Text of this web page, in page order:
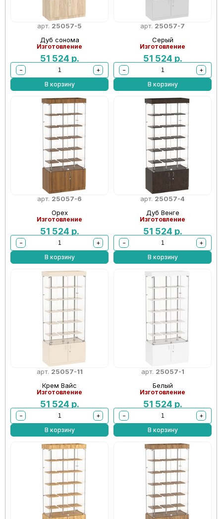
арт. 25057-5
Дуб сонома
Изготовление
51 524 р.
−
+
В корзину
арт. 25057-7
Серый
Изготовление
51 524 р.
−
+
В корзину
арт. 25057-6
Орех
Изготовление
51 524 р.
−
+
В корзину
арт. 25057-4
Дуб Венге
Изготовление
51 524 р.
−
+
В корзину
арт. 25057-11
Крем Вайс
Изготовление
51 524 р.
−
+
В корзину
арт. 25057-1
Белый
Изготовление
51 524 р.
−
+
В корзину